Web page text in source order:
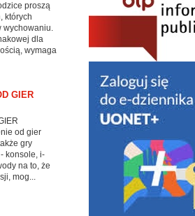
proszą
których
wychowaniu.
dla
wymaga
GIER
od gier
gry
konsole, i-
na to, że
mog...